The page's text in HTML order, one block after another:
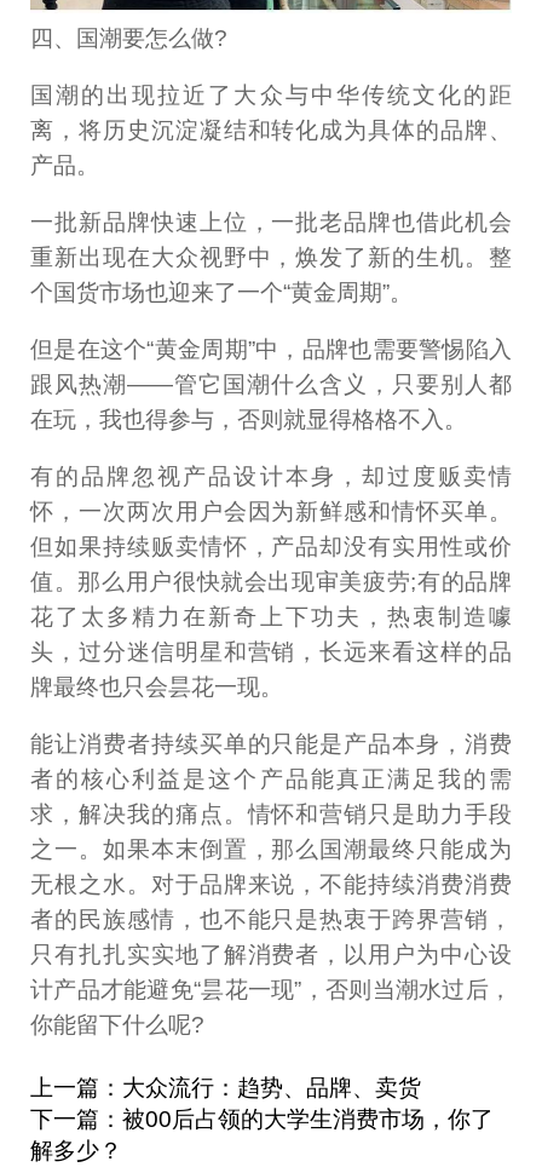
四、国潮要怎么做?
国潮的出现拉近了大众与中华传统文化的距
离，将历史沉淀凝结和转化成为具体的品牌、
产品。
一批新品牌快速上位，一批老品牌也借此机会
重新出现在大众视野中，焕发了新的生机。整
个国货市场也迎来了一个“黄金周期”。
但是在这个“黄金周期”中，品牌也需要警惕陷入
跟风热潮——管它国潮什么含义，只要别人都
在玩，我也得参与，否则就显得格格不入。
有的品牌忽视产品设计本身，却过度贩卖情
怀，一次两次用户会因为新鲜感和情怀买单。
但如果持续贩卖情怀，产品却没有实用性或价
值。那么用户很快就会出现审美疲劳;有的品牌
花了太多精力在新奇上下功夫，热衷制造噱
头，过分迷信明星和营销，长远来看这样的品
牌最终也只会昙花一现。
能让消费者持续买单的只能是产品本身，消费
者的核心利益是这个产品能真正满足我的需
求，解决我的痛点。情怀和营销只是助力手段
之一。如果本末倒置，那么国潮最终只能成为
无根之水。对于品牌来说，不能持续消费消费
者的民族感情，也不能只是热衷于跨界营销，
只有扎扎实实地了解消费者，以用户为中心设
计产品才能避免“昙花一现”，否则当潮水过后，
你能留下什么呢?
上一篇：大众流行：趋势、品牌、卖货
下一篇：被00后占领的大学生消费市场，你了
解多少？